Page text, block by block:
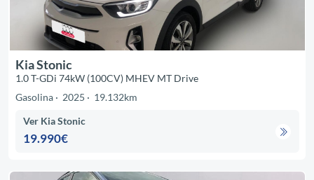
Kia Stonic
1.0 T-GDi 74kW (100CV) MHEV MT Drive
Gasolina
2025 19.132km
Ver Kia Stonic
19.990€